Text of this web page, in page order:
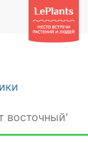
восточный'